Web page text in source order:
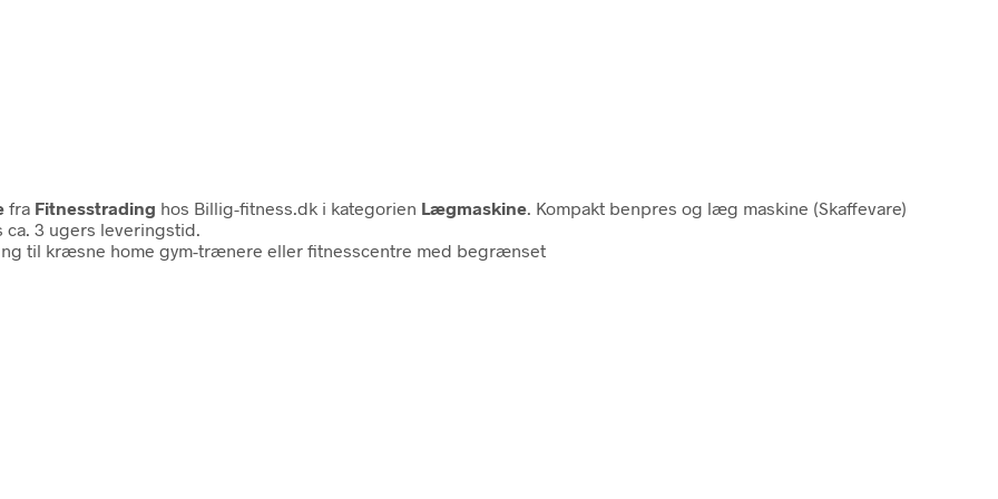
fra Fitnesstrading hos Billig-fitness.dk i kategorien Lægmaskine . Kompakt benpres og læg maskine (Skaffevare)
ca. 3 ugers leveringstid.
til kræsne home gym-trænere eller fitnesscentre med begrænset